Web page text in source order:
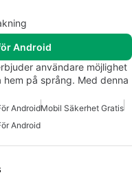
Android
användare möjlighet
på språng. Med denna
AndroidMobil Säkerhet Gratis
Android